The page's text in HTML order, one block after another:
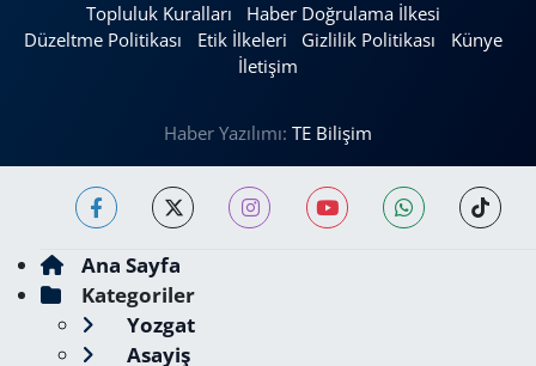
Topluluk Kuralları
Haber Doğrulama İlkesi
Düzeltme Politikası
Etik İlkeleri Gizlilik Politikası
Künye
İletişim
Haber Yazılımı: TE Bilişim
Ana Sayfa
Kategoriler
Yozgat
Asayiş